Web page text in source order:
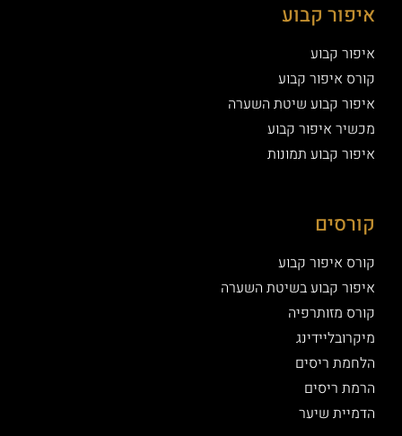
איפור קבוע
איפור קבוע
קורס איפור קבוע
איפור קבוע שיטת השערה
מכשיר איפור קבוע
איפור קבוע תמונות
קורסים
קורס איפור קבוע
איפור קבוע בשיטת השערה
קורס מזותרפיה
מיקרובליידינג
הלחמת ריסים
הרמת ריסים
הדמיית שיער